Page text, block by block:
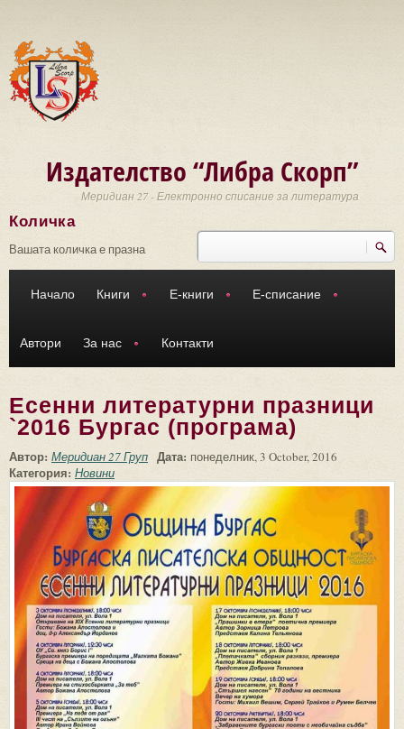
Издателство “Либра Скорп”
Меридиан 27 - Електронно списание за литература
Търси
Количка
Вашата количка е празна
Начало Книги Е-книги Е-списание
Автори За нас Контакти
Есенни литературни празници
`2016 Бургас (програма)
Автор: Меридиан 27 Груп Дата: понеделник, 3 October, 2016
Категория: Новини